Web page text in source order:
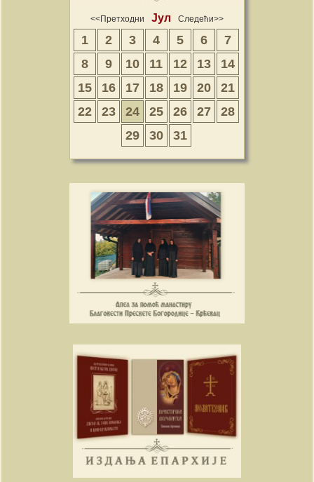
<<Претходни Јул Следећи>>
1 2 3 4 5 6
7
8
9 10 11 12 13
14
15
16 17 18 19 20
21
22
23 24 25 26 27
28
29
30 31